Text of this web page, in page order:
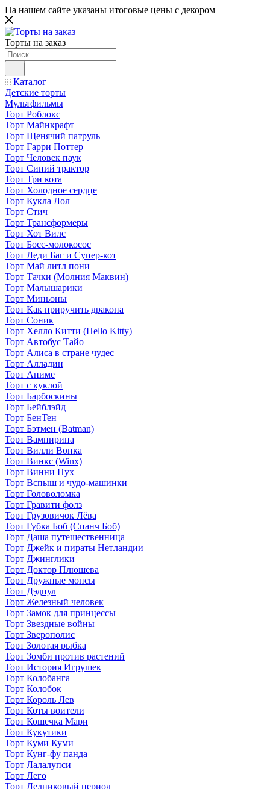
На нашем сайте указаны итоговые цены с декором
Торты на заказ
Каталог
Детские торты
Мультфильмы
Торт Роблокс
Торт Майнкрафт
Торт Щенячий патруль
Торт Гарри Поттер
Торт Человек паук
Торт Синий трактор
Торт Три кота
Торт Холодное сердце
Торт Кукла Лол
Торт Стич
Торт Трансформеры
Торт Хот Вилс
Торт Босс-молокосос
Торт Леди Баг и Супер-кот
Торт Май литл пони
Торт Тачки (Молния Маквин)
Торт Малышарики
Торт Миньоны
Торт Как приручить дракона
Торт Соник
Торт Хелло Китти (Hello Kitty)
Торт Автобус Тайо
Торт Алиса в стране чудес
Торт Алладин
Торт Аниме
Торт с куклой
Торт Барбоскины
Торт Бейблэйд
Торт БенТен
Торт Бэтмен (Batman)
Торт Вампирина
Торт Вилли Вонка
Торт Винкс (Winx)
Торт Винни Пух
Торт Вспыш и чудо-машинки
Торт Головоломка
Торт Гравити фолз
Торт Грузовичок Лёва
Торт Губка Боб (Спанч Боб)
Торт Даша путешественница
Торт Джейк и пираты Нетландии
Торт Джинглики
Торт Доктор Плюшева
Торт Дружные мопсы
Торт Дэдпул
Торт Железный человек
Торт Замок для принцессы
Торт Звездные войны
Торт Зверополис
Торт Золотая рыбка
Торт Зомби против растений
Торт История Игрушек
Торт Колобанга
Торт Колобок
Торт Король Лев
Торт Коты воители
Торт Кошечка Мари
Торт Кукутики
Торт Куми Куми
Торт Кунг-фу панда
Торт Лалалупси
Торт Лего
Торт Ледниковый период